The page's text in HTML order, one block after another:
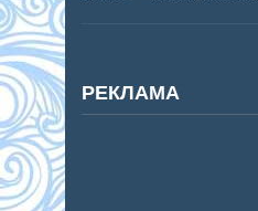
РЕКЛАМА